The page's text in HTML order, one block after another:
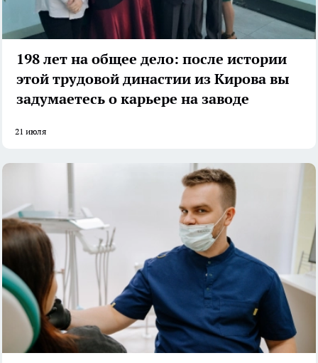
198 лет на общее дело: после истории
этой трудовой династии из Кирова вы
задумаетесь о карьере на заводе
21 июля